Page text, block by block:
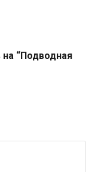
“Подводная